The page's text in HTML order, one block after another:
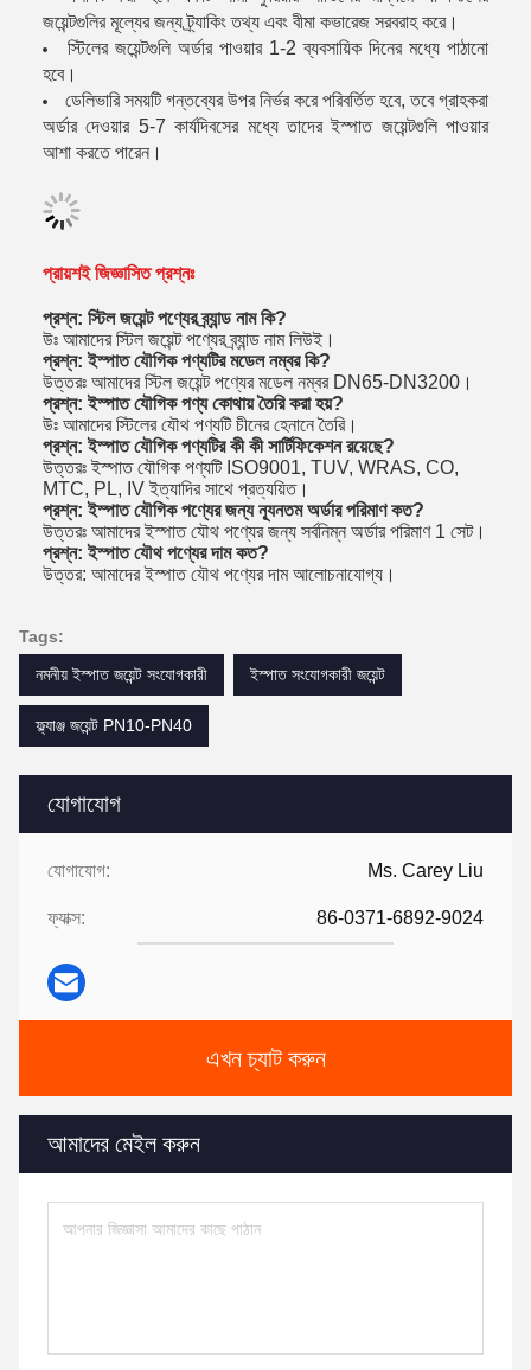
যোগাযোগ
যোগাযোগ: Ms. Carey Liu
ফ্যাক্স: 86-0371-6892-9024
এখন চ্যাট করুন
আমাদের মেইল করুন
জয়েন্টগুলির মূল্যের জন্য ট্র্যাকিং তথ্য এবং বীমা কভারেজ সরবরাহ করে।
স্টিলের জয়েন্টগুলি অর্ডার পাওয়ার 1-2 ব্যবসায়িক দিনের মধ্যে পাঠানো
হবে।
ডেলিভারি সময়টি গন্তব্যের উপর নির্ভর করে পরিবর্তিত হবে, তবে গ্রাহকরা
অর্ডার দেওয়ার 5-7 কার্যদিবসের মধ্যে তাদের ইস্পাত জয়েন্টগুলি পাওয়ার
আশা করতে পারেন।
প্রায়শই জিজ্ঞাসিত প্রশ্নঃ
প্রশ্ন: স্টিল জয়েন্ট পণ্যের ব্র্যান্ড নাম কি?
উঃ আমাদের স্টিল জয়েন্ট পণ্যের ব্র্যান্ড নাম লিউই।
প্রশ্ন: ইস্পাত যৌগিক পণ্যটির মডেল নম্বর কি?
উত্তরঃ আমাদের স্টিল জয়েন্ট পণ্যের মডেল নম্বর DN65-DN3200।
প্রশ্ন: ইস্পাত যৌগিক পণ্য কোথায় তৈরি করা হয়?
উঃ আমাদের স্টিলের যৌথ পণ্যটি চীনের হেনানে তৈরি।
প্রশ্ন: ইস্পাত যৌগিক পণ্যটির কী কী সার্টিফিকেশন রয়েছে?
উত্তরঃ ইস্পাত যৌগিক পণ্যটি ISO9001, TUV, WRAS, CO,
MTC, PL, IV ইত্যাদির সাথে প্রত্যয়িত।
প্রশ্ন: ইস্পাত যৌগিক পণ্যের জন্য ন্যূনতম অর্ডার পরিমাণ কত?
উত্তরঃ আমাদের ইস্পাত যৌথ পণ্যের জন্য সর্বনিম্ন অর্ডার পরিমাণ 1 সেট।
প্রশ্ন: ইস্পাত যৌথ পণ্যের দাম কত?
উত্তর: আমাদের ইস্পাত যৌথ পণ্যের দাম আলোচনাযোগ্য।
Tags:
নমনীয় ইস্পাত জয়েন্ট সংযোগকারী
ইস্পাত সংযোগকারী জয়েন্ট
ফ্ল্যাঞ্জ জয়েন্ট PN10-PN40